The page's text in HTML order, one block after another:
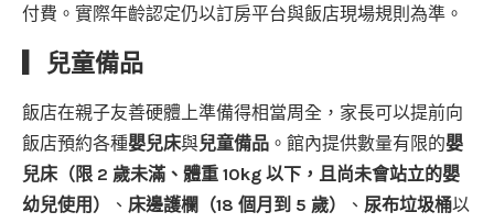
付費。實際年齡認定仍以訂房平台與飯店現場規則為準。
▎兒童備品
飯店在親子友善硬體上準備得相當周全，家長可以提前向
飯店預約各種嬰兒床與兒童備品 。館內提供數量有限的嬰
兒床（限 2 歲未滿、體重 10kg 以下，且尚未會站立的嬰
幼兒使用）
、 床邊護欄（18 個月到 5 歲） 、 尿布垃圾桶以